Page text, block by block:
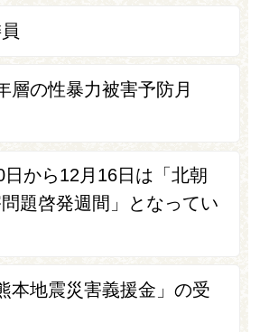
層の性暴力被害予防月
日から12月16日は「北朝
題啓発週間」となってい
本地震災害義援金」の受